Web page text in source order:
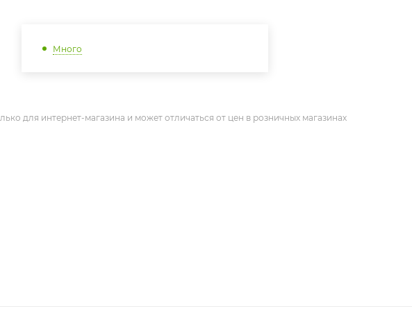
Много
для интернет-магазина и может отличаться от цен в розничных магазинах